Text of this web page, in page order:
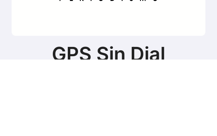
GPS Sin Dial